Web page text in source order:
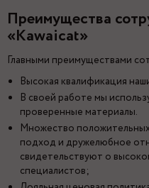
Преимущества
«Kawaicat»
Главными преимуществами
Высокая квалификация
В своей работе мы
проверенные материалы.
Множество
подход и дружелюбное
свидетельствуют о
специалистов;